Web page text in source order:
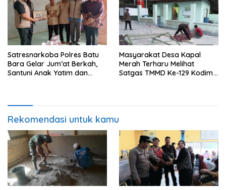
Satresnarkoba Polres Batu
Bara Gelar Jum’at Berkah,
Santuni Anak Yatim dan
Masyarakat Desa Kapal
Merah Terharu Melihat
Satgas TMMD Ke-129 Kodim
Rekomendasi untuk kamu